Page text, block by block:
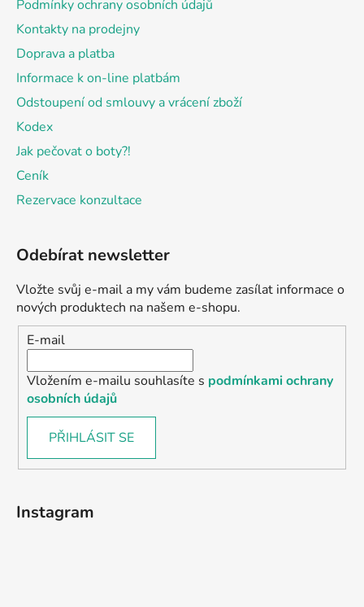
Podmínky ochrany osobních údajů
Kontakty na prodejny
Doprava a platba
Informace k on-line platbám
Odstoupení od smlouvy a vrácení zboží
Kodex
Jak pečovat o boty?!
Ceník
Rezervace konzultace
Odebírat newsletter
Vložte svůj e-mail a my vám budeme zasílat informace o
nových produktech na našem e-shopu.
E-mail
Vložením e-mailu souhlasíte s podmínkami ochrany
osobních údajů
PŘIHLÁSIT SE
Instagram